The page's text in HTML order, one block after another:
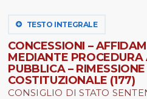
TESTO INTEGRALE
CONCESSIONI –
MEDIANTE
PUBBLICA –
COSTITUZIONALE (177)
CONSIGLIO DI STATO